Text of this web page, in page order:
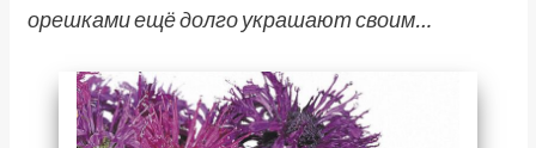
орешками ещё долго украшают своим…